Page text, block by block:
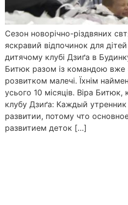
Сезон новорічно-різдвяних
яскравий відпочинок для
дитячому клубі Дзиґа в
Битюк разом із командою вже
розвитком малечі. Їхнім
усього 10 місяців. Віра Битюк,
клубу Дзиґа: Каждый
развитии, потому что
развитием деток […]